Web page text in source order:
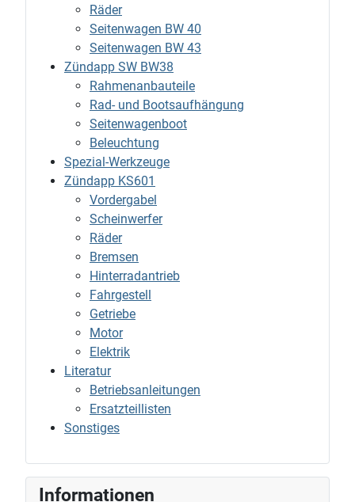
Räder
Seitenwagen BW 40
Seitenwagen BW 43
Zündapp SW BW38
Rahmenanbauteile
Rad- und Bootsaufhängung
Seitenwagenboot
Beleuchtung
Spezial-Werkzeuge
Zündapp KS601
Vordergabel
Scheinwerfer
Räder
Bremsen
Hinterradantrieb
Fahrgestell
Getriebe
Motor
Elektrik
Literatur
Betriebsanleitungen
Ersatzteillisten
Sonstiges
Informationen